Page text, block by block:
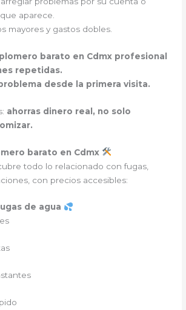
aparece.
mayores y gastos dobles.
barato en Cdmx profesional
repetidas.
desde la primera visita.
ahorras dinero real, no solo
barato en Cdmx
todo lo relacionado con fugas,
con precios accesibles:
de agua